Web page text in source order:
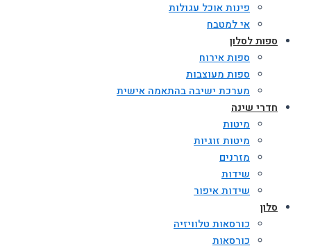
פינות אוכל עגולות
אי למטבח
ספות לסלון
ספות אירוח
ספות מעוצבות
מערכת ישיבה בהתאמה אישית
חדרי שינה
מיטות
מיטות זוגיות
מזרנים
שידות
שידות איפור
סלון
כורסאות טלוויזיה
כורסאות